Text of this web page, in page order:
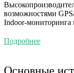
возможностями
Indoor-мониторинга
Подробнее